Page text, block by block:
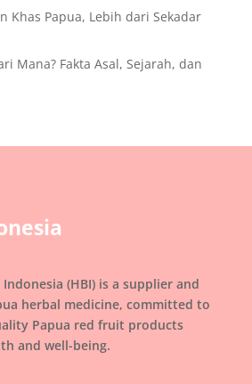
Khas Papua, Lebih dari Sekadar
Mana? Fakta Asal, Sejarah, dan
Indonesia (HBI) is a supplier and
herbal medicine, committed to
Papua red fruit products
and well-being.